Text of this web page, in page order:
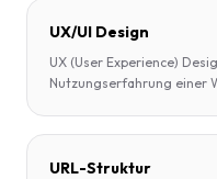
UX/UI Design
UX (User Experience)
Nutzungserfahrung einer
URL-Struktur